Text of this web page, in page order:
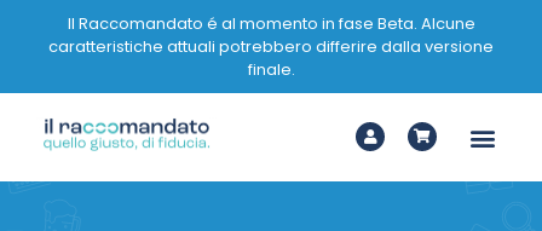
Il Raccomandato é al momento in fase Beta. Alcune
caratteristiche attuali potrebbero differire dalla versione
finale.